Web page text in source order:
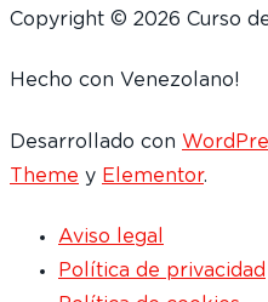
Copyright © 2026 Curso
Hecho con Venezolano!
Desarrollado con
Theme y Elementor.
Aviso legal
Política de privacidad